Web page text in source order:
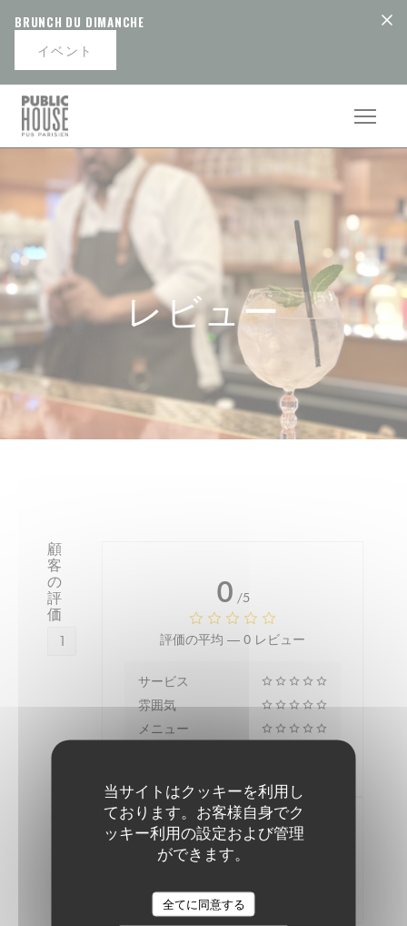
当サイトはクッキーを利用し
ております。お客様自身でク
ッキー利用の設定および管理
ができます。
全てに同意する
BRUNCH DU DIMANCHE
イベント
レビュー
顧
客
の
評
価
1
0 /5
評価の平均 — 0 レビュー
サービス
雰囲気
メニュー
予約をしたお客様のみが評価できます